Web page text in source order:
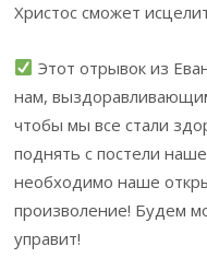
Христос сможет
Этот отрывок из
нам,
чтобы мы все стали
поднять с постели
необходимо наше
произволение! Будем
управит!